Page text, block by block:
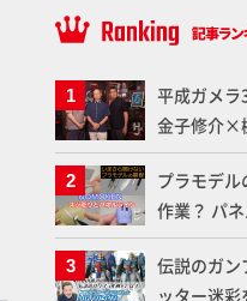
平成ガメ
金子修介×
体のガメラ
談「ガメ
ト FINAL」
プラモデ
作業？ パ
作品を映え
聞けないプ
伝説のガン
ッター迷